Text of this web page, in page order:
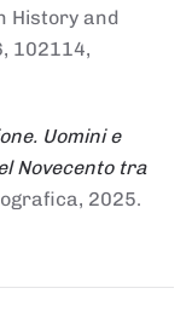
History and
102114,
Uomini e
Novecento tra
2025.